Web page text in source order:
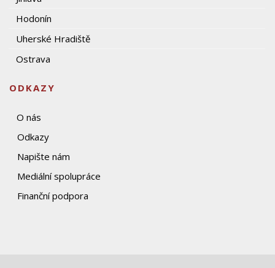
Hodonín
Uherské Hradiště
Ostrava
ODKAZY
O nás
Odkazy
Napište nám
Mediální spolupráce
Finanční podpora